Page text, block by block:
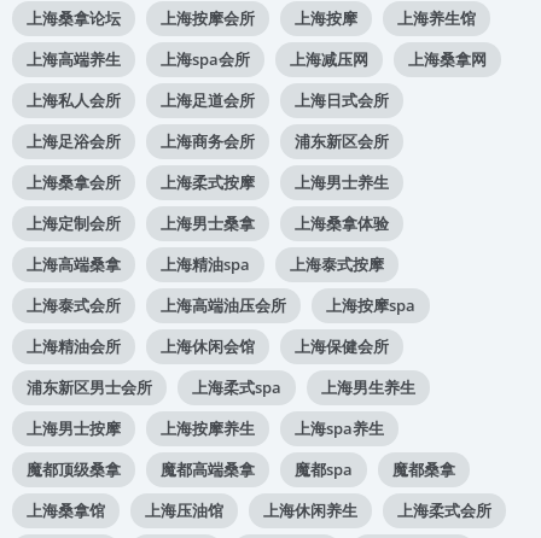
上海桑拿论坛
上海按摩会所 上海按摩
上海养生馆
上海高端养生
上海spa会所 上海减压网
上海桑拿网
上海私人会所
上海足道会所
上海日式会所
上海足浴会所
上海商务会所
浦东新区会所
上海桑拿会所
上海柔式按摩
上海男士养生
上海定制会所
上海男士桑拿
上海桑拿体验
上海高端桑拿
上海精油spa
上海泰式按摩
上海泰式会所
上海高端油压会所
上海按摩spa
上海精油会所
上海休闲会馆
上海保健会所
浦东新区男士会所
上海柔式spa
上海男生养生
上海男士按摩
上海按摩养生
上海spa养生
魔都顶级桑拿
魔都高端桑拿 魔都spa
魔都桑拿
上海桑拿馆
上海压油馆 上海休闲养生
上海柔式会所